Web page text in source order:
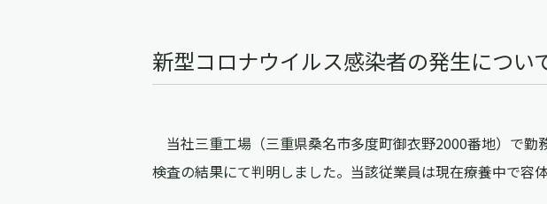
新型コロナウイルス感染者の発生につい
当社三重工場（三重県桑名市多度町御衣野2000番地）で
検査の結果にて判明しました。当該従業員は現在療養中で容